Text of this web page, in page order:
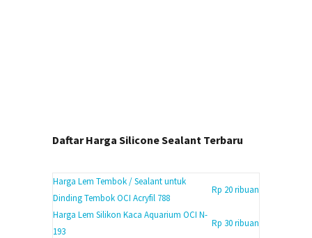
Daftar Harga Silicone Sealant Terbaru
Harga Lem Tembok / Sealant untuk
Dinding Tembok OCI Acryfil 788
Rp 20 ribuan
Harga Lem Silikon Kaca Aquarium OCI N-
193
Rp 30 ribuan